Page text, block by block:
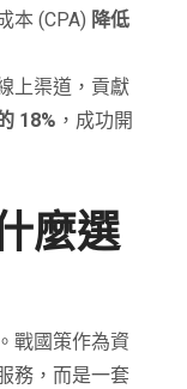
本 (CPA) 降低
上渠道，貢獻
18% ，成功開
麼選
。戰國策作為資
務，而是一套